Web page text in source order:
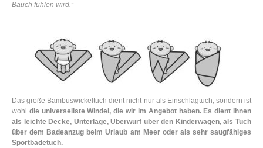
Bauch fühlen wird.“
Das große Bambuswickeltuch dient nicht nur als Einschlagtuch, sondern ist
wohl die universellste Windel, die wir im Angebot haben. Es dient Ihnen
als leichte Decke, Unterlage, Überwurf über den Kinderwagen, als Tuch
über dem Badeanzug beim Urlaub am Meer oder als sehr saugfähiges
Sportbadetuch.